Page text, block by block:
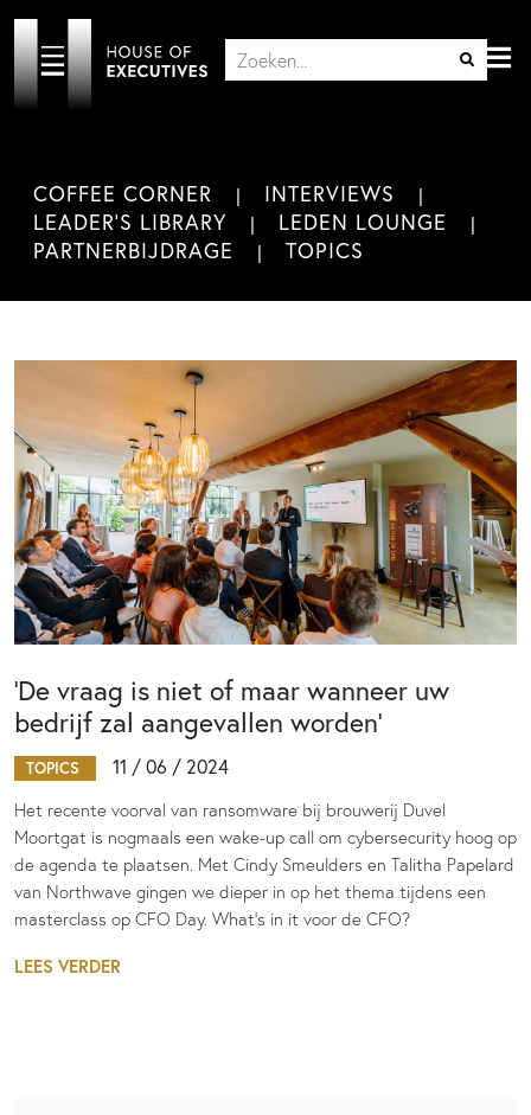
COFFEE CORNER
INTERVIEWS
LEADER'S LIBRARY
LEDEN LOUNGE
PARTNERBIJDRAGE
TOPICS
‘De vraag is niet of maar wanneer uw
bedrijf zal aangevallen worden’
TOPICS 11 / 06 / 2024
Het recente voorval van ransomware bij brouwerij Duvel
Moortgat is nogmaals een wake-up call om cybersecurity hoog op
de agenda te plaatsen. Met Cindy Smeulders en Talitha Papelard
van Northwave gingen we dieper in op het thema tijdens een
masterclass op CFO Day. What’s in it voor de CFO?
LEES VERDER